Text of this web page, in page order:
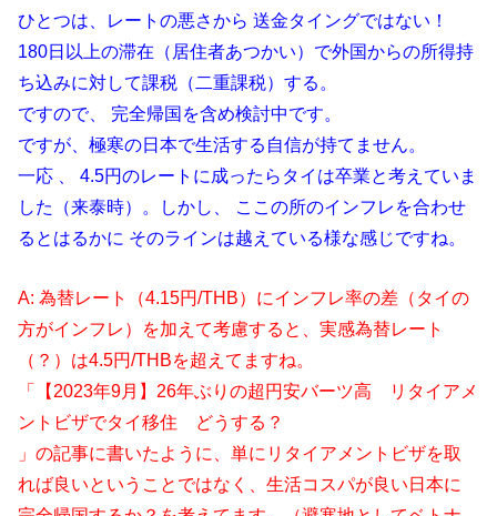
ひとつは、レートの悪さから 送金タイングではない！
180日以上の滞在（居住者あつかい）で外国からの所得持
ち込みに対して課税（二重課税）する。
ですので、 完全帰国を含め検討中です。
ですが、極寒の日本で生活する自信が持てません。
一応 、 4.5円のレートに成ったらタイは卒業と考えていま
した（来泰時）。しかし、 ここの所のインフレを合わせ
るとはるかに そのラインは越えている様な感じですね。
A: 為替レート（4.15円/THB）にインフレ率の差（タイの
方がインフレ）を加えて考慮すると、実感為替レート
（？）は4.5円/THBを超えてますね。
「【2023年9月】26年ぶりの超円安バーツ高 リタイアメ
ントビザでタイ移住 どうする？
」の記事に書いたように、単にリタイアメントビザを取
れば良いということではなく、生活コスパが良い日本に